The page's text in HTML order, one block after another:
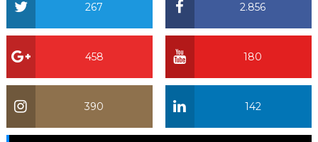
2.856
267
180
458
142
390